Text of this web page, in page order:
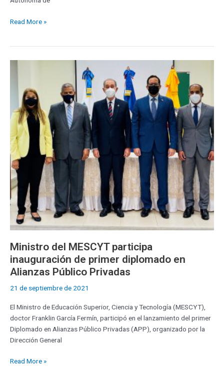
Read More »
Ministro del MESCYT participa
inauguración de primer diplomado en
Alianzas Público Privadas
21 de septiembre de 2021
El Ministro de Educación Superior, Ciencia y Tecnología (MESCYT),
doctor Franklin García Fermín, participó en el lanzamiento del primer
Diplomado en Alianzas Público Privadas (APP), organizado por la
Dirección General
MESCYT
participa
inauguración
de
primer
diplomado
en
Alianzas
Público
Privadas
Read More »